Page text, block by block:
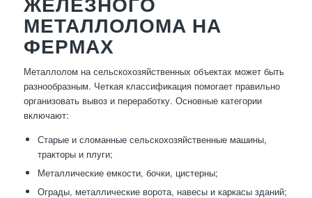
МЕТАЛЛОЛОМА НА
ФЕРМАХ
Металлолом на сельскохозяйственных объектах может быть
разнообразным. Четкая классификация помогает правильно
организовать вывоз и переработку. Основные категории
включают:
Старые и сломанные сельскохозяйственные машины,
тракторы и плуги;
Металлические емкости, бочки, цистерны;
Ограды, металлические ворота, навесы и каркасы зданий;